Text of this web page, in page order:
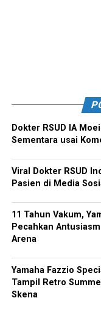
Dokter RSUD IA
Sementara usai
Viral Dokter RSUD
Pasien di Media
11 Tahun Vakum,
Pecahkan
Arena
Yamaha Fazzio
Tampil Retro
Skena